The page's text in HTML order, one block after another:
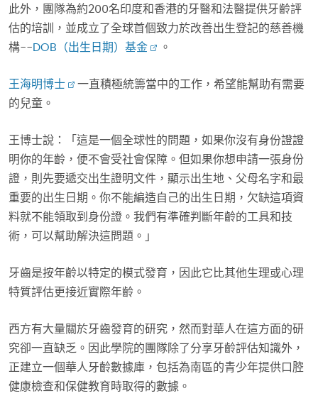
此外，團隊為約200名印度和香港的牙醫和法醫提供牙齡評
估的培訓，並成立了全球首個致力於改善出生登記的慈善機
構--DOB（出生日期）基金 。
王海明博士
一直積極統籌當中的工作，希望能幫助有需要
的兒童。
王博士說：「這是一個全球性的問題，如果你沒有身份證證
明你的年齡，便不會受社會保障。但如果你想申請一張身份
證，則先要遞交出生證明文件，顯示出生地、父母名字和最
重要的出生日期。你不能編造自己的出生日期，欠缺這項資
料就不能領取到身份證。我們有準確判斷年齡的工具和技
術，可以幫助解決這問題。」
牙齒是按年齡以特定的模式發育，因此它比其他生理或心理
特質評估更接近實際年齡。
西方有大量關於牙齒發育的研究，然而對華人在這方面的研
究卻一直缺乏。因此學院的團隊除了分享牙齡評估知識外，
正建立一個華人牙齡數據庫，包括為南區的青少年提供口腔
健康檢查和保健教育時取得的數據。